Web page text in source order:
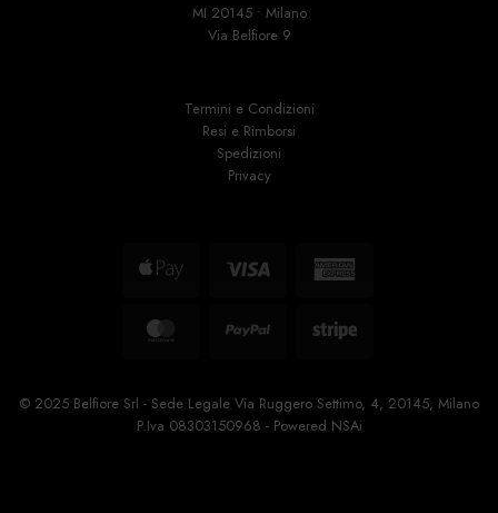
MI 20145 • Milano
Via Belfiore 9
Termini e Condizioni
Resi e Rimborsi
Spedizioni
Privacy
Apple
Visa
American
MasterCardPayPal Stripe
© 2025 Belfiore Srl - Sede Legale Via Ruggero Settimo, 4, 20145, Milano
P.Iva 08303150968 - Powered NSAi